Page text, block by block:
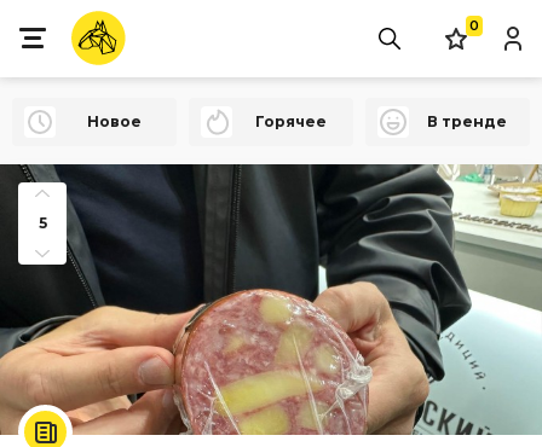
0
Новое Горячее В тренде
5